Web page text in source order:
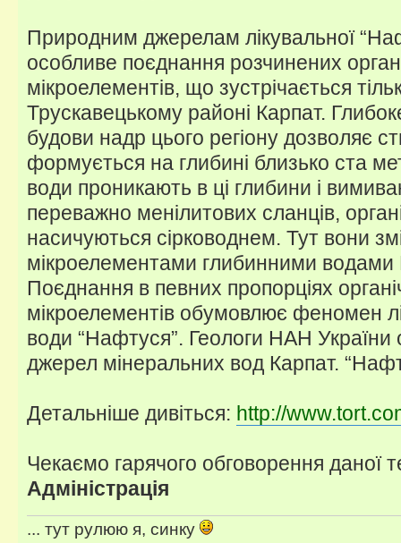
Природним джерелам лікувальної
особливе поєднання розчинених
мікроелементів, що зустрічається
Трускавецькому районі Карпат.
будови надр цього регіону дозволяє
формується на глибині близько ста
води проникають в ці глибини і
переважно менілитових сланців,
насичуються сірководнем. Тут вони
мікроелементами глибинними водами
Поєднання в певних пропорціях
мікроелементів обумовлює феномен
води “Нафтуся”. Геологи НАН України
джерел мінеральних вод Карпат.
Детальніше дивіться: http://
Чекаємо гарячого обговорення даної
Адміністрація
... тут рулюю я, синку